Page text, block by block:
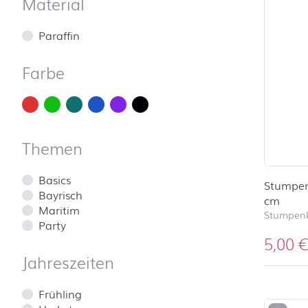
cm
5,00
Paraffin
Farbe
Themen
Basics
Bayrisch
Maritim
Party
Jahreszeiten
Frühling